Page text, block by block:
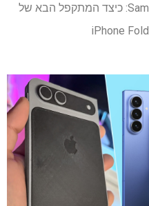
Samsung Galaxy Z Fold 8 Ultra: כיצד המתקפל הבא של